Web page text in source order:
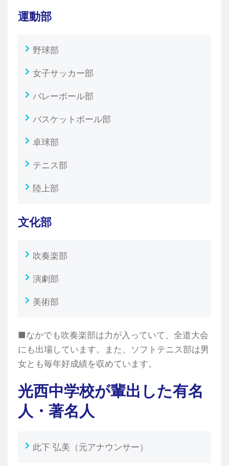
運動部
野球部
女子サッカー部
バレーボール部
バスケットボール部
卓球部
テニス部
陸上部
文化部
吹奏楽部
演劇部
美術部
■なかでも吹奏楽部は力が入っていて、全道大会
にも出場しています。また、ソフトテニス部は男
女とも毎年好成績を収めています。
光西中学校が輩出した有名
人・著名人
此下 弘美（元アナウンサー）